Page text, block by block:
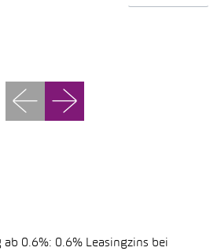
ab 0.6%: 0.6% Leasingzins bei